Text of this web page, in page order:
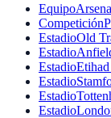
Equipo
Competición
EstadioOld
Estadio
Estadio
Estadio
Estadio
Estadio